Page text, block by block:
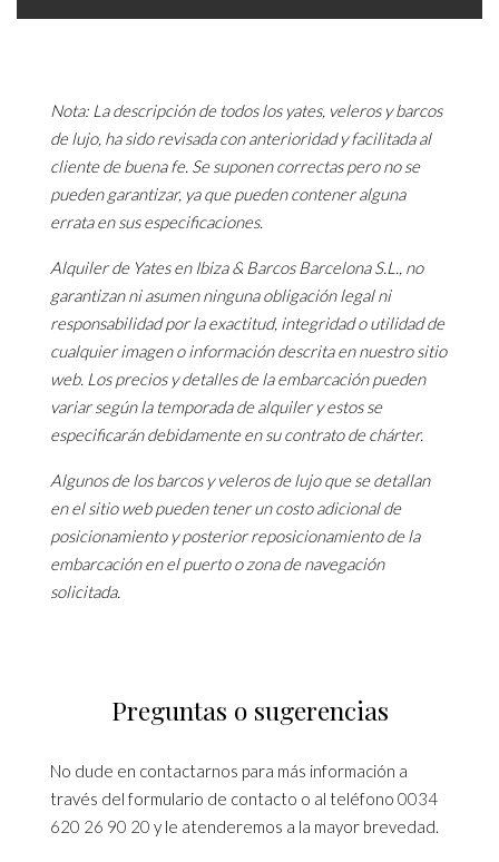
Nota: La descripción de todos los yates, veleros y barcos
de lujo, ha sido revisada con anterioridad y facilitada al
cliente de buena fe. Se suponen correctas pero no se
pueden garantizar, ya que pueden contener alguna
errata en sus especificaciones.
Alquiler de Yates en Ibiza & Barcos Barcelona S.L., no
garantizan ni asumen ninguna obligación legal ni
responsabilidad por la exactitud, integridad o utilidad de
cualquier imagen o información descrita en nuestro sitio
web. Los precios y detalles de la embarcación pueden
variar según la temporada de alquiler y estos se
especificarán debidamente en su contrato de chárter.
Algunos de los barcos y veleros de lujo que se detallan
en el sitio web pueden tener un costo adicional de
posicionamiento y posterior reposicionamiento de la
embarcación en el puerto o zona de navegación
solicitada.
Preguntas o sugerencias
No dude en contactarnos para más información a
través del formulario de contacto o al teléfono 0034
620 26 90 20 y le atenderemos a la mayor brevedad.